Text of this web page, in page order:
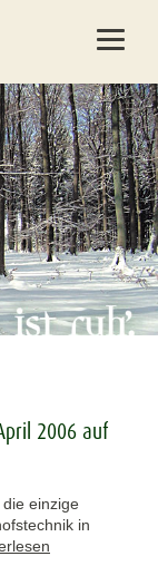
2006 auf
die einzige
in